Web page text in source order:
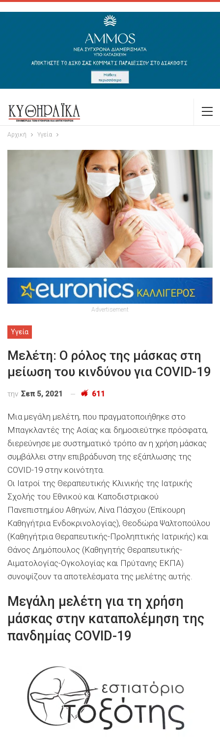
Αρχική Υγεία
Advertisement
Υγεία
Μελέτη: Ο ρόλος της μάσκας στη
μείωση του κινδύνου για COVID-19
την Σεπ 5, 2021 611
Μια μεγάλη μελέτη, που πραγματοποιήθηκε στο
Μπαγκλαντές της Ασίας και δημοσιεύτηκε πρόσφατα,
διερεύνησε με συστηματικό τρόπο αν η χρήση μάσκας
συμβάλλει στην επιβράδυνση της εξάπλωσης της
COVID-19 στην κοινότητα.
Οι Ιατροί της Θεραπευτικής Κλινικής της Ιατρικής
Σχολής του Εθνικού και Καποδιστριακού
Πανεπιστημίου Αθηνών, Λίνα Πάσχου (Επίκουρη
Καθηγήτρια Ενδοκρινολογίας), Θεοδώρα Ψαλτοπούλου
(Καθηγήτρια Θεραπευτικής-Προληπτικής Ιατρικής) και
Θάνος Δημόπουλος (Καθηγητής Θεραπευτικής-
Αιματολογίας-Ογκολογίας και Πρύτανης ΕΚΠΑ)
συνοψίζουν τα αποτελέσματα της μελέτης αυτής.
Μεγάλη μελέτη για τη χρήση
μάσκας στην καταπολέμηση της
πανδημίας COVID-19